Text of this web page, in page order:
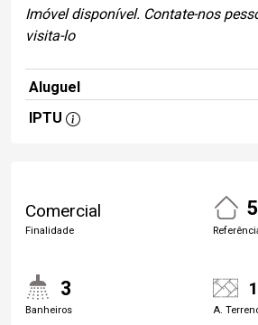
Imóvel disponível. Contate-nos
visita-lo
Aluguel
IPTU
Comercial
Finalidade
3
Banheiros A.